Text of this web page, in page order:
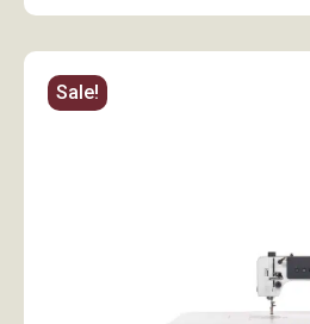
Sale!